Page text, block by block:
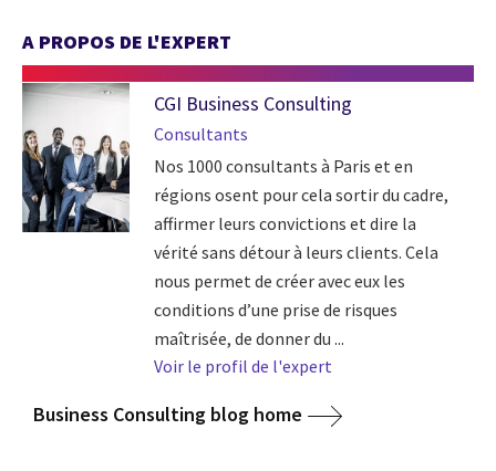
A PROPOS DE L'EXPERT
CGI Business Consulting
Consultants
Nos 1000 consultants à Paris et en
régions osent pour cela sortir du cadre,
affirmer leurs convictions et dire la
vérité sans détour à leurs clients. Cela
nous permet de créer avec eux les
conditions d’une prise de risques
maîtrisée, de donner du ...
Voir le profil de l'expert
Business Consulting blog home